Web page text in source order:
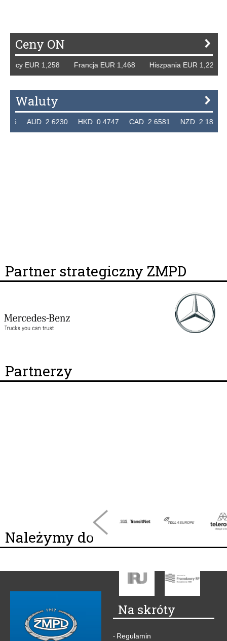
Ceny ON
EUR 1,258 Francja EUR 1,468 Hiszpania EUR 1,229
Waluty
AUD 2.6230 HKD 0.4747 CAD 2.6581 NZD 2.1889
Partner strategiczny ZMPD
Partnerzy
Należymy do
Na skróty
- Regulamin